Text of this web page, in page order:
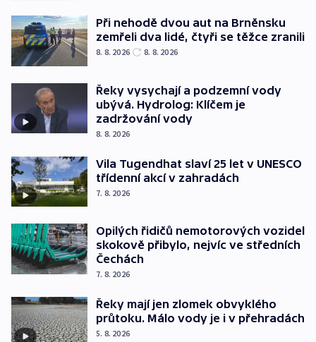
Při nehodě dvou aut na Brněnsku
zemřeli dva lidé, čtyři se těžce zranili
8. 8. 2026 8. 8. 2026
Řeky vysychají a podzemní vody
ubývá. Hydrolog: Klíčem je
zadržování vody
8. 8. 2026
Vila Tugendhat slaví 25 let v UNESCO
třídenní akcí v zahradách
7. 8. 2026
Opilých řidičů nemotorových vozidel
skokově přibylo, nejvíc ve středních
Čechách
7. 8. 2026
Řeky mají jen zlomek obvyklého
průtoku. Málo vody je i v přehradách
5. 8. 2026